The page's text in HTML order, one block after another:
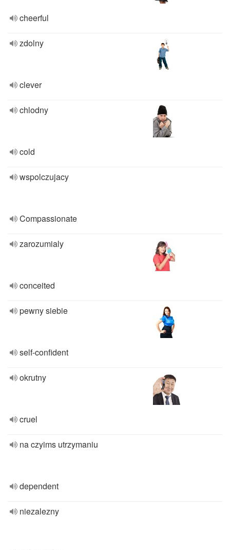
cheerful
zdolny
clever
chlodny
cold
wspolczujacy
Compassionate
zarozumialy
conceited
pewny siebie
self-confident
okrutny
cruel
na czyims utrzymaniu
dependent
niezalezny